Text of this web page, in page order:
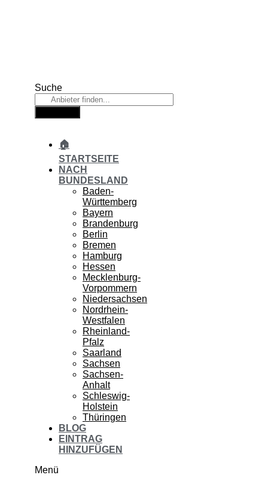
Suche
🏠
STARTSEITE
NACH
BUNDESLAND
Baden-
Württemberg
Bayern
Brandenburg
Berlin
Bremen
Hamburg
Hessen
Mecklenburg-
Vorpommern
Niedersachsen
Nordrhein-
Westfalen
Rheinland-
Pfalz
Saarland
Sachsen
Sachsen-
Anhalt
Schleswig-
Holstein
Thüringen
BLOG
EINTRAG
HINZUFÜGEN
Menü